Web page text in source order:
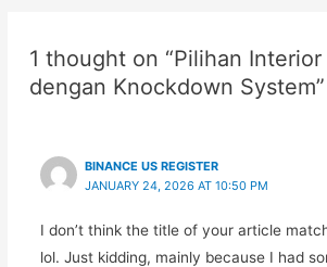
1 thought on “Pilihan
dengan Knockdown System”
BINANCE US REGISTER
JANUARY 24, 2026 AT 10:50 PM
I don’t think the title of your article
lol. Just kidding, mainly because I had